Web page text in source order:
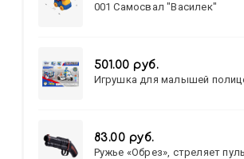
001 Самосвал "Василек"
501.00 руб.
Игрушка для малышей
83.00 руб.
Ружье «Обрез», стреляет